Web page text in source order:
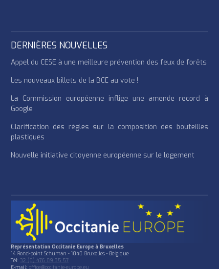
DERNIÈRES NOUVELLES
Appel du CESE à une meilleure prévention des feux de forêts
Les nouveaux billets de la BCE au vote !
La Commission européenne inflige une amende record à
Google
Clarification des règles sur la composition des bouteilles
plastiques
Nouvelle initiative citoyenne européenne sur le logement
Représentation Occitanie Europe à Bruxelles
14 Rond-point Schuman - 1040 Bruxelles - Belgique
Tél:32 (0) 476 89 35 57
E-mail:office@occitanie-europe.eu